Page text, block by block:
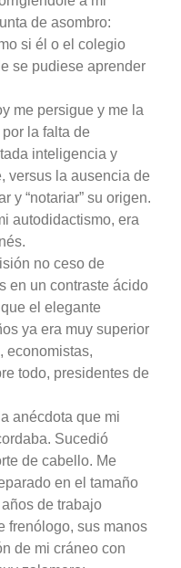
de asombro:
si él o el colegio
se pudiese aprender
me persigue y me la
la falta de
inteligencia y
versus la ausencia de
y “notariar” su origen.
autodidactismo, era
no ceso de
en un contraste ácido
el elegante
ya era muy superior
economistas,
todo, presidentes de
anécdota que mi
Sucedió
de cabello. Me
en el tamaño
de trabajo
frenólogo, sus manos
de mi cráneo con